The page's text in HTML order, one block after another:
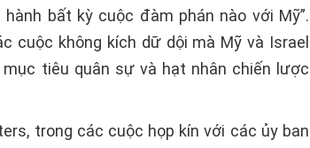
bất kỳ cuộc đàm phán nào với Mỹ”.
cuộc không kích dữ dội mà Mỹ và Israel
tiêu quân sự và hạt nhân chiến lược
trong các cuộc họp kín với các ủy ban